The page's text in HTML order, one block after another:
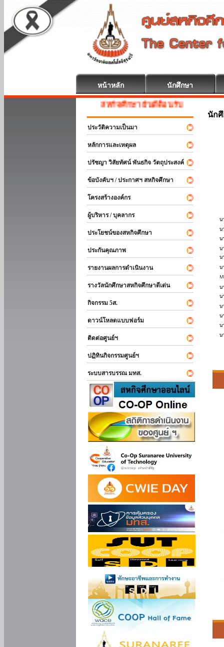
หน้าหลัก นักศึกษา
สหกิจศึกษา ยินดีต้อนรับ
ประวัติความเป็นมา
หลักการและเหตุผล
ปรัชญา วิสัยทัศน์ พันธกิจ วัตถุประสงค์
ข้อบังคับฯ / ประกาศฯ สหกิจศึกษา
โครงสร้างองค์กร
ผู้บริหาร / บุคลากร
ประโยชน์ของสหกิจศึกษา
ประกันคุณภาพ
รายงานผลการดำเนินงาน
รางวัลนักศึกษาสหกิจศึกษาดีเด่น
กิจกรรม 5ส.
ดาวน์โหลดแบบฟอร์ม
ติดต่อศูนย์ฯ
ปฏิทินกิจกรรมศูนย์ฯ
ระบบสารบรรณ มทส.
นัก